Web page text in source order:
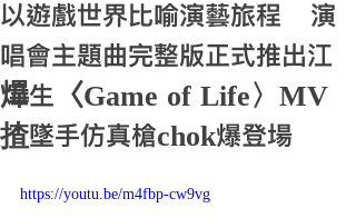
以遊戲世界比喻演藝旅程 演
唱會主題曲完整版正式推出江
𤒹生〈Game of Life〉MV
揸墜手仿真槍chok爆登場
https://youtu.be/m4fbp-cw9vg